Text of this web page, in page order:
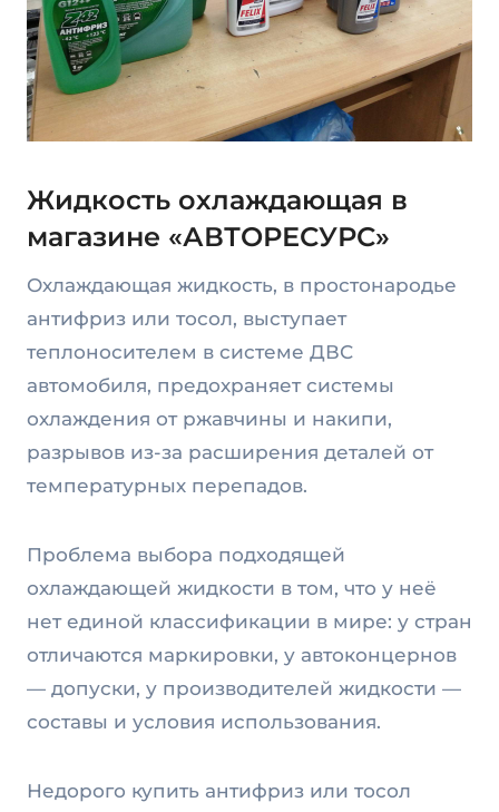
Жидкость охлаждающая в
магазине «АВТОРЕСУРС»
Охлаждающая жидкость, в простонародье
антифриз или тосол, выступает
теплоносителем в системе ДВС
автомобиля, предохраняет системы
охлаждения от ржавчины и накипи,
разрывов из-за расширения деталей от
температурных перепадов.
Проблема выбора подходящей
охлаждающей жидкости в том, что у неё
нет единой классификации в мире: у стран
отличаются маркировки, у автоконцернов
— допуски, у производителей жидкости —
составы и условия использования.
Недорого купить антифриз или тосол